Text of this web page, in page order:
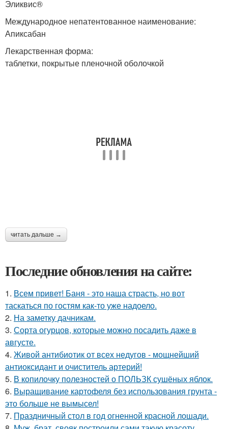
Эликвис®
Международное непатентованное наименование:
Апиксабан
Лекарственная форма:
таблетки, покрытые пленочной оболочкой
читать дальше →
Последние обновления на сайте:
1. Всем привет! Баня - это наша страсть, но вот
таскаться по гостям как-то уже надоело.
2. На заметку дачникам.
3. Сорта огурцов, которые можно посадить даже в
августе.
4. Живой антибиотик от всех недугов - мощнейший
антиоксидант и очиститель артерий!
5. В копилочку полезностей о ПОЛЬЗК сушёных яблок.
6. Выращивание картофеля без использования грунта -
это больше не вымысел!
7. Праздничный стол в год огненной красной лошади.